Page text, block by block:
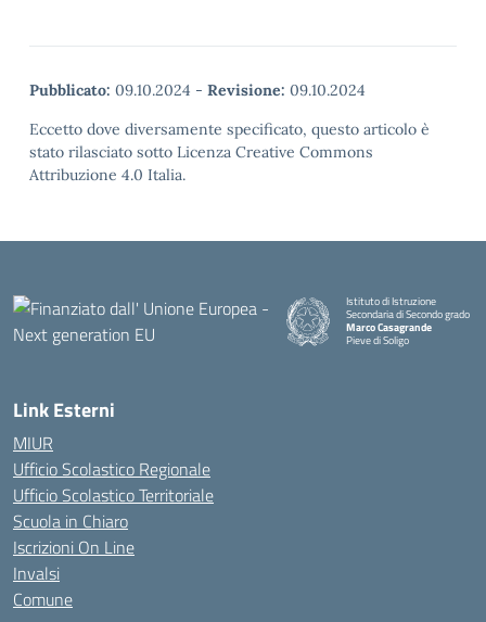
Pubblicato: 09.10.2024 - Revisione: 09.10.2024
Eccetto dove diversamente specificato, questo articolo è
stato rilasciato sotto Licenza Creative Commons
Attribuzione 4.0 Italia.
Istituto di Istruzione
Secondaria di Secondo grado
Marco Casagrande
Pieve di Soligo
Link Esterni
MIUR
Ufficio Scolastico Regionale
Ufficio Scolastico Territoriale
Scuola in Chiaro
Iscrizioni On Line
Invalsi
Comune